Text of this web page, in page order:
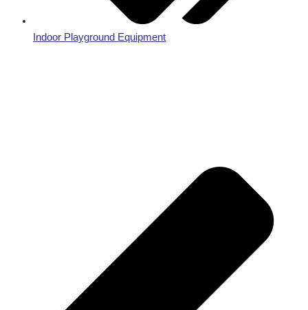
Indoor Playground Equipment